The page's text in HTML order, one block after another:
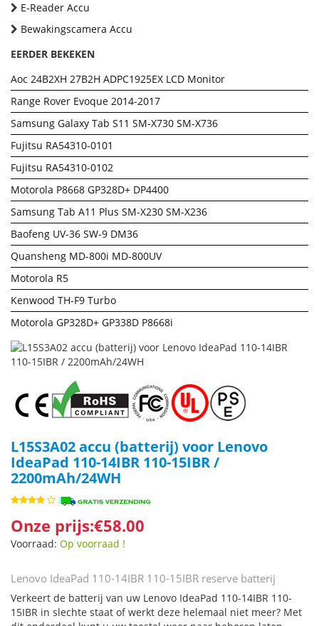
E-Reader Accu
Bewakingscamera Accu
EERDER BEKEKEN
Aoc 24B2XH 27B2H ADPC1925EX LCD Monitor
Range Rover Evoque 2014-2017
Samsung Galaxy Tab S11 SM-X730 SM-X736
Fujitsu RA54310-0101
Fujitsu RA54310-0102
Motorola P8668 GP328D+ DP4400
Samsung Tab A11 Plus SM-X230 SM-X236
Baofeng UV-36 SW-9 DM36
Quansheng MD-800i MD-800UV
Motorola R5
Kenwood TH-F9 Turbo
Motorola GP328D+ GP338D P8668i
L15S3A02 accu (batterij) voor Lenovo
IdeaPad 110-14IBR 110-15IBR /
2200mAh/24WH
Onze prijs:€58.00
Voorraad: Op voorraad !
Lenovo IdeaPad 110-14IBR 110-15IBR reserve batterij
Verkeert de batterij van uw Lenovo IdeaPad 110-14IBR 110-
15IBR in slechte staat of werkt deze helemaal niet meer? Met